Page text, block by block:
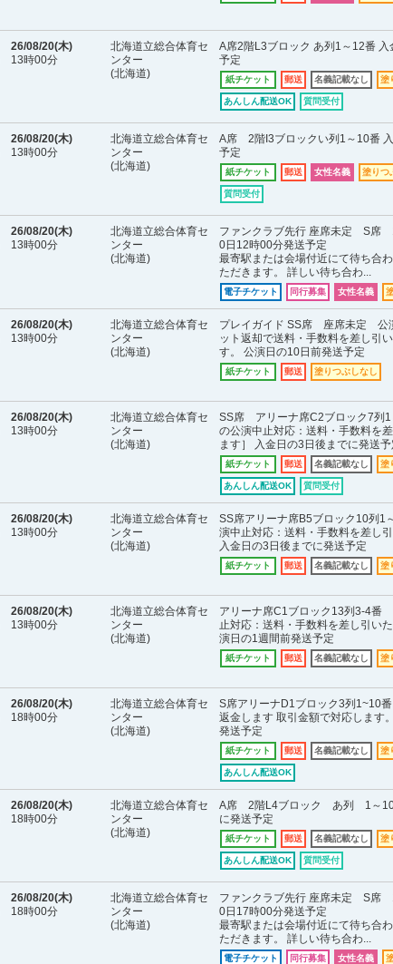
26/08/20(木)
13時00分
北海道立総合体育セ
ンター
(北海道)
A席2階L3ブロック あ列1～12番
予定
紙チケット 郵送 名義記載なし 塗
あんしん配送OK 質問受付
26/08/20(木)
13時00分
北海道立総合体育セ
ンター
(北海道)
A席 2階I3ブロックい列1～10番
予定
紙チケット 郵送 女性名義 塗りつ
質問受付
26/08/20(木)
13時00分
北海道立総合体育セ
ンター
(北海道)
ファンクラブ先行 座席未定 S席
0日12時00分発送予定
最寄駅または会場付近にて待ち合
ただきます。 詳しい待ち合わ...
電子チケット 同行募集 女性名義
26/08/20(木)
13時00分
北海道立総合体育セ
ンター
(北海道)
プレイガイド SS席 座席未定 公
ット返却で送料・手数料を差し引
す。 公演日の10日前発送予定
紙チケット 郵送 塗りつぶしなし
26/08/20(木)
13時00分
北海道立総合体育セ
ンター
(北海道)
SS席 アリーナ席C2ブロック7列
の公演中止対応：送料・手数料を
ます］ 入金日の3日後までに発送予
紙チケット 郵送 名義記載なし 塗
あんしん配送OK 質問受付
26/08/20(木)
13時00分
北海道立総合体育セ
ンター
(北海道)
SS席アリーナ席B5ブロック10列
演中止対応：送料・手数料を差し
入金日の3日後までに発送予定
紙チケット 郵送 名義記載なし 塗
26/08/20(木)
13時00分
北海道立総合体育セ
ンター
(北海道)
アリーナ席C1ブロック13列3-4番
止対応：送料・手数料を差し引い
演日の1週間前発送予定
紙チケット 郵送 名義記載なし 塗
26/08/20(木)
18時00分
北海道立総合体育セ
ンター
(北海道)
S席アリーナD1ブロック3列1~10
返金します 取引金額で対応します
発送予定
紙チケット 郵送 名義記載なし 塗
あんしん配送OK
26/08/20(木)
18時00分
北海道立総合体育セ
ンター
(北海道)
A席 2階L4ブロック あ列 1～10
に発送予定
紙チケット 郵送 名義記載なし 塗
あんしん配送OK 質問受付
26/08/20(木)
18時00分
北海道立総合体育セ
ンター
(北海道)
ファンクラブ先行 座席未定 S席
0日17時00分発送予定
最寄駅または会場付近にて待ち合
ただきます。 詳しい待ち合わ...
電子チケット 同行募集 女性名義